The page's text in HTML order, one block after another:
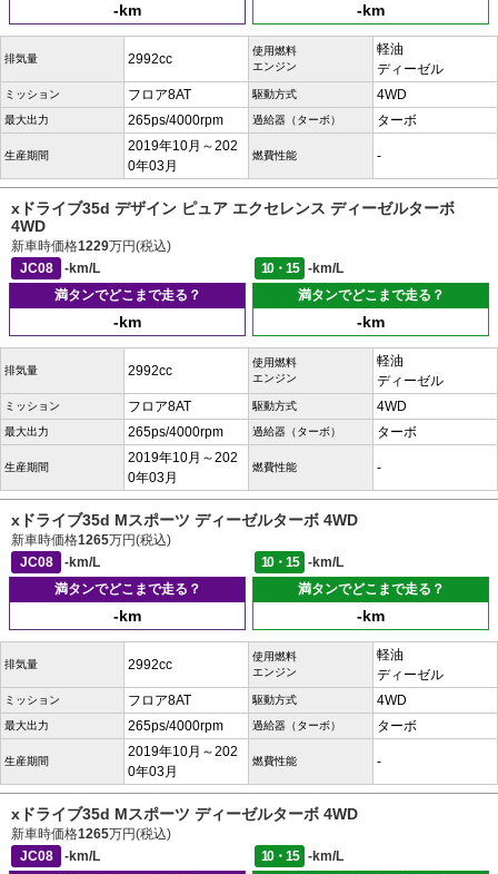
-km -km
排気量 2992cc
使用燃料
エンジン
軽油
ディーゼル
ミッション フロア8AT 駆動方式 4WD
最大出力 265ps/4000rpm 過給器（ターボ） ターボ
生産期間
2019年10月～202
0年03月
燃費性能 -
xドライブ35d デザイン ピュア エクセレンス ディーゼルターボ
4WD
新車時価格1229万円(税込)
JC08
-km/L 10・15
-km/L
満タンでどこまで走る？
-km
満タンでどこまで走る？
-km
排気量 2992cc
使用燃料
エンジン
軽油
ディーゼル
ミッション フロア8AT 駆動方式 4WD
最大出力 265ps/4000rpm 過給器（ターボ） ターボ
生産期間
2019年10月～202
0年03月
燃費性能 -
xドライブ35d Mスポーツ ディーゼルターボ 4WD
新車時価格1265万円(税込)
JC08
-km/L 10・15
-km/L
満タンでどこまで走る？
-km
満タンでどこまで走る？
-km
排気量 2992cc
使用燃料
エンジン
軽油
ディーゼル
ミッション フロア8AT 駆動方式 4WD
最大出力 265ps/4000rpm 過給器（ターボ） ターボ
生産期間
2019年10月～202
0年03月
燃費性能 -
xドライブ35d Mスポーツ ディーゼルターボ 4WD
新車時価格1265万円(税込)
JC08
-km/L 10・15
-km/L